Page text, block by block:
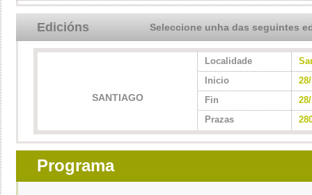
Edicións Seleccione unha das seguintes
SANTIAGO
Localidade
Inicio
Fin
Prazas
Programa